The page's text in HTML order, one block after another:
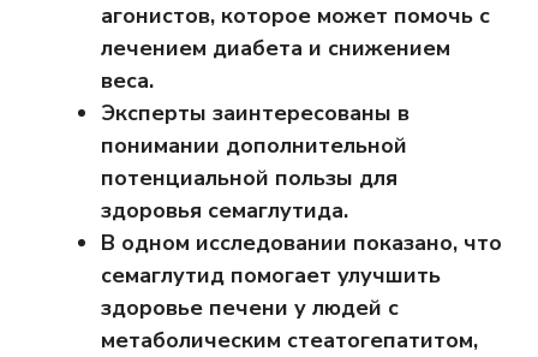
агонистов, которое может помочь с
лечением диабета и снижением
веса.
Эксперты заинтересованы в
понимании дополнительной
потенциальной пользы для
здоровья семаглутида.
В одном исследовании показано, что
семаглутид помогает улучшить
здоровье печени у людей с
метаболическим стеатогепатитом,